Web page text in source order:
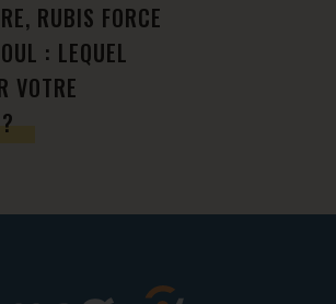
RUBIS FORCE
: LEQUEL
VOTRE